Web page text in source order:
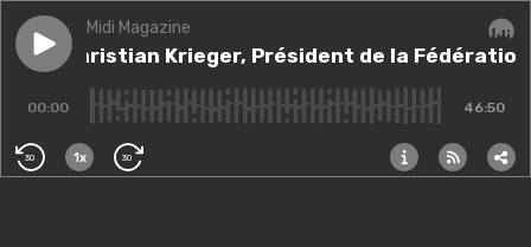
Play episodeAvec Christian Krieger, Président de la Fédération
Midi Magazine
Avec Christian Krieger, Président de la
00:00 46:50
30 1x 30